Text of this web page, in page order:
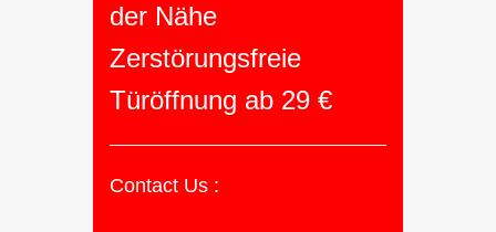
der Nähe
Zerstörungsfreie
Türöffnung ab 29 €
Contact Us :